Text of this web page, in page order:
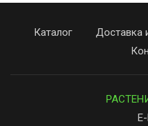
Каталог Доставка